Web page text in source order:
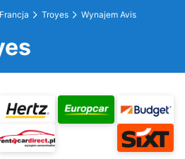
Francja Troyes Wynajem Avis